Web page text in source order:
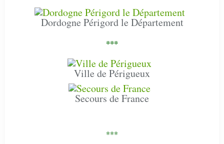
Dordogne Périgord le Département
***
Ville de Périgueux
Secours de France
***